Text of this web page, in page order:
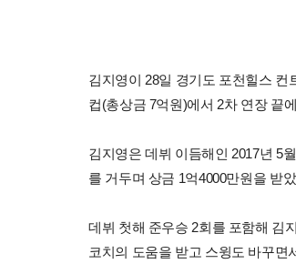
김지영이 28일 경기도 포천힐스
컵(총상금 7억원)에서 2차 연장 끝
김지영은 데뷔 이듬해인 2017년 5
를 거두며 상금 1억4000만원을 받
데뷔 첫해 준우승 2회를 포함해 김
코치의 도움을 받고 스윙도 바꾸면